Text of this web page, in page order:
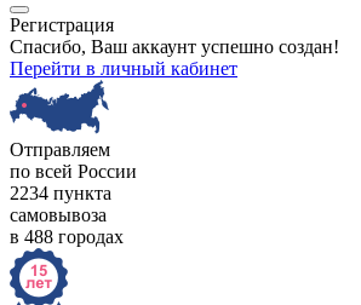
Регистрация
Спасибо, Ваш аккаунт успешно создан!
Перейти в личный кабинет
Отправляем
по всей России
2234 пункта
самовывоза
в 488 городах